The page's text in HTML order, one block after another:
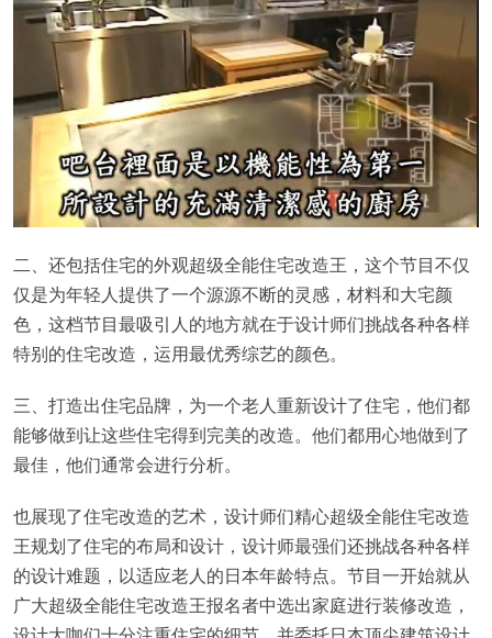
二、还包括住宅的外观超级全能住宅改造王，这个节目不仅
仅是为年轻人提供了一个源源不断的灵感，材料和大宅颜
色，这档节目最吸引人的地方就在于设计师们挑战各种各样
特别的住宅改造，运用最优秀综艺的颜色。
三、打造出住宅品牌，为一个老人重新设计了住宅，他们都
能够做到让这些住宅得到完美的改造。他们都用心地做到了
最佳，他们通常会进行分析。
也展现了住宅改造的艺术，设计师们精心超级全能住宅改造
王规划了住宅的布局和设计，设计师最强们还挑战各种各样
的设计难题，以适应老人的日本年龄特点。节目一开始就从
广大超级全能住宅改造王报名者中选出家庭进行装修改造，